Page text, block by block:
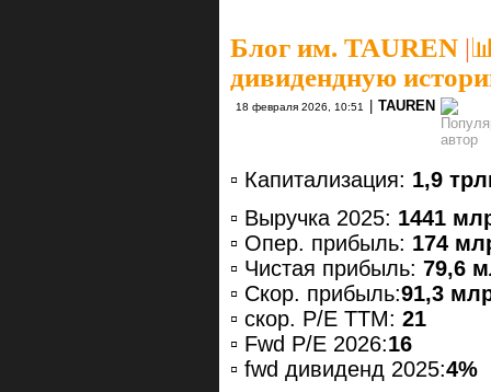
Блог им. TAUREN |
дивидендную
18 февраля 2026, 10:51 | TAUREN
▫️ Капитализация: 1,9
▫️ Выручка 2025: 1441
▫️ Опер. прибыль: 174
▫️ Чистая прибыль: 79,6
▫️ Скор. прибыль:91,3
▫️ скор. P/E ТТМ: 21
▫️ Fwd P/E 2026:16
▫️ fwd дивиденд 2025:4%